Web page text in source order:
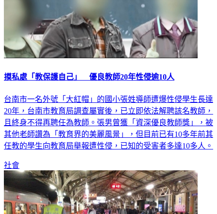
摸私處「教保護自己」 優良教師20年性侵逾10人
台南市一名外號「大紅帽」的國小張姓導師遭爆性侵學生長達
20年，台南市教育局調查屬實後，已立即依法解聘該名教師，
且終身不得再聘任為教師。張男曾獲「資深優良教師獎」，被
其他老師讚為「教育界的美麗風景」，但目前已有10多年前其
任教的學生向教育局舉報遭性侵，已知的受害者多達10多人。
社會